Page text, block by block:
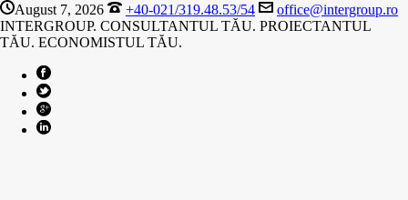
August 7, 2026 +40-021/319.48.53/54
office@intergroup.ro
INTERGROUP. CONSULTANTUL TĂU. PROIECTANTUL
TĂU. ECONOMISTUL TĂU.